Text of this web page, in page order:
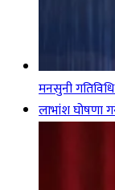
मनसुनी
लाभांश घोषणा